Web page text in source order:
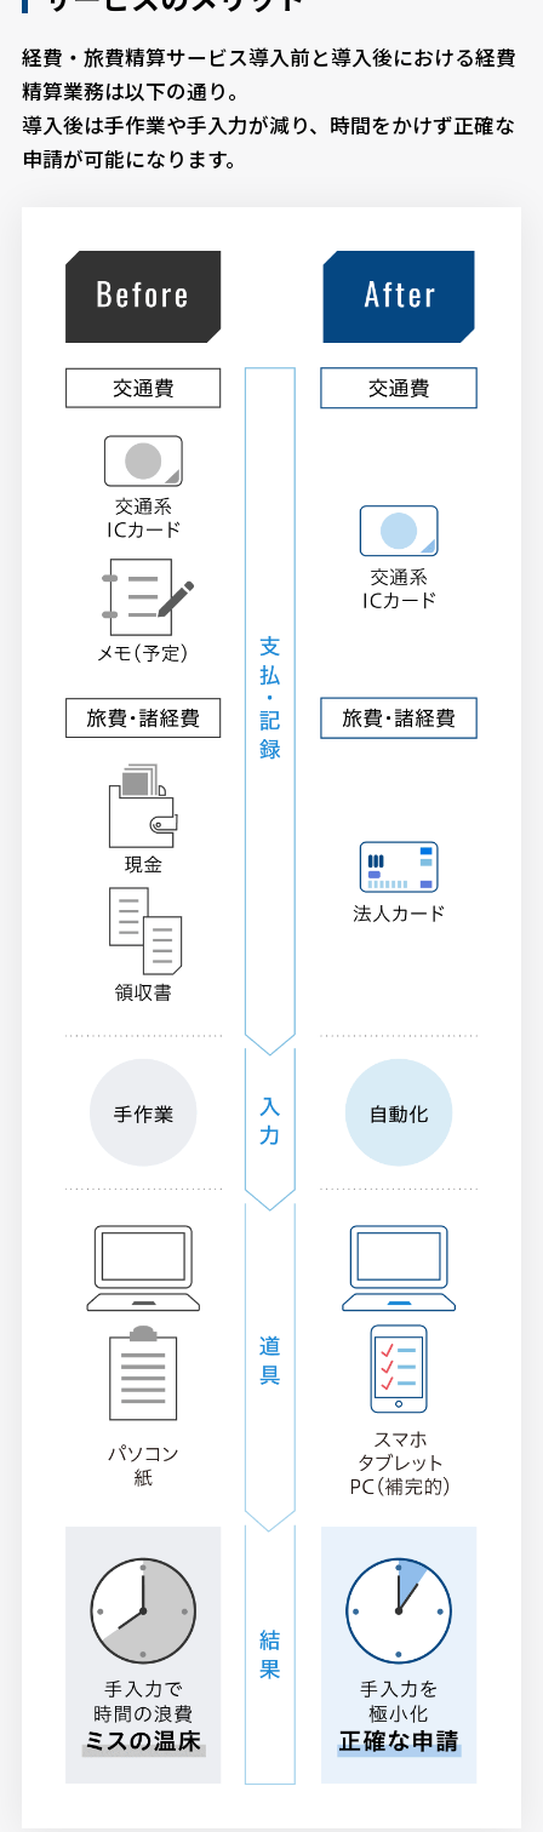
経費・旅費精算サービス導入前と導入後における経費
精算業務は以下の通り。
導入後は手作業や手入力が減り、時間をかけず正確な
申請が可能になります。